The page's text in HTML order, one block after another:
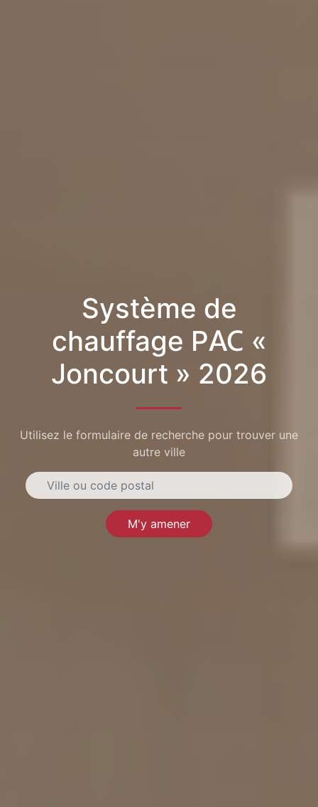
Système de
chauffage PAC «
Joncourt » 2026
Utilisez le formulaire de recherche pour trouver une
autre ville
M'y amener